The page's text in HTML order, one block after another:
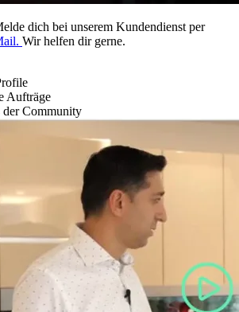
dich bei unserem Kundendienst per
Wir helfen dir gerne.
Aufträge
der Community